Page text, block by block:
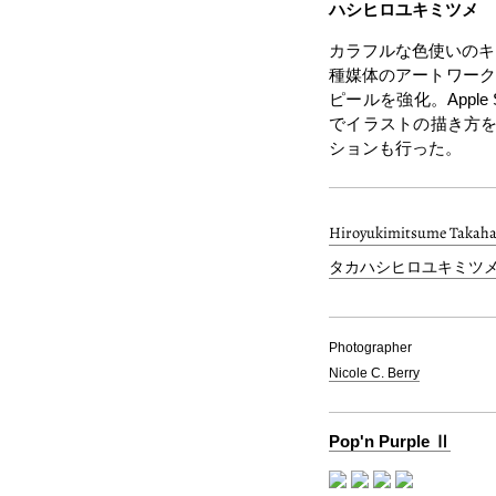
ハシヒロユキミツメ
カラフルな色使いの
種媒体のアートワー
ピールを強化。
でイラストの描き方
ションも行った。
Hiroyukimitsume
タカハシヒロユキミツ
Photographer
Nicole C. Berry
Pop'n Purple Ⅱ